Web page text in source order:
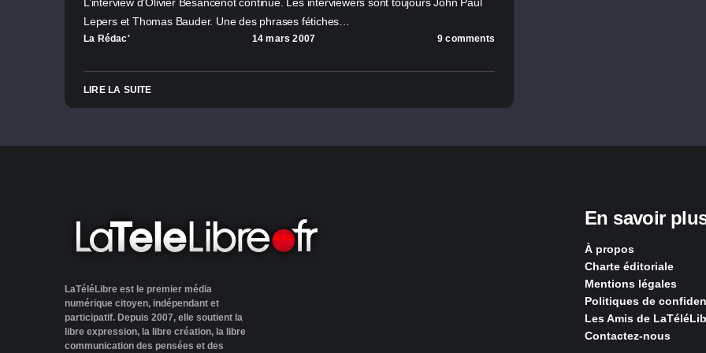
Lepers et Thomas Bauder. Une des phrases fétiches…
La Rédac' 14 mars 2007 9 comments
LIRE LA SUITE
LaTéléLibre est le premier média
numérique citoyen, indépendant et
participatif. Depuis 2007, elle soutient la
libre expression, la libre création, la libre
communication des pensées et des
En savoir
À propos
Charte éditoriale
Mentions légales
Politiques de
Les Amis de
Contactez-nous